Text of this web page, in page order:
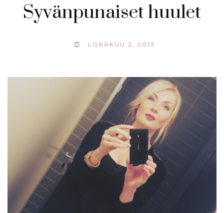
Syvänpunaiset huulet
LOKAKUU 2, 2013